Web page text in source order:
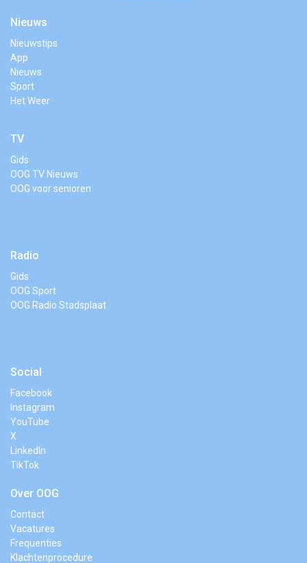
Nieuws
Nieuwstips
App
Nieuws
Sport
Het Weer
TV
Gids
OOG TV Nieuws
OOG voor senioren
Radio
Gids
OOG Sport
OOG Radio Stadsplaat
Social
Facebook
Instagram
YouTube
X
LinkedIn
TikTok
Over OOG
Contact
Vacatures
Frequenties
Klachtenprocedure